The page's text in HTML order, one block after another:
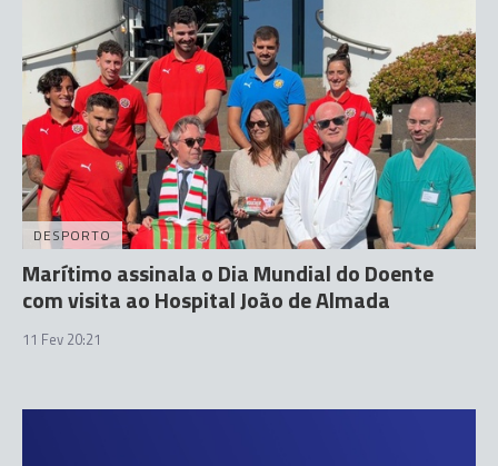
DESPORTO
Marítimo assinala o Dia Mundial do Doente
com visita ao Hospital João de Almada
11 Fev 20:21